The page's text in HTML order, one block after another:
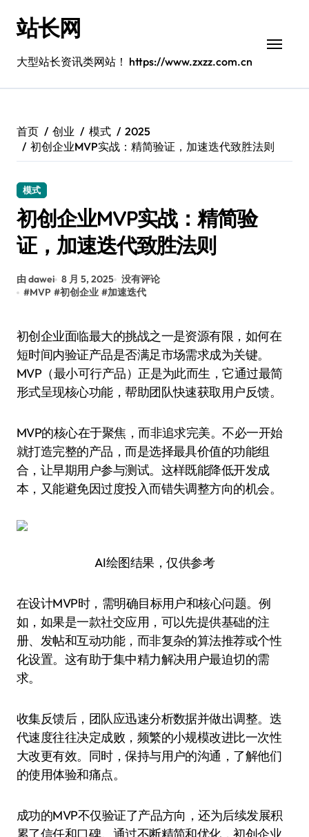
站长网
大型站长资讯类网站！ https://www.zxzz.com.cn
首页 创业 模式
2025
初创企业MVP实战：精简验证，加速迭代致胜法则
模式
初创企业MVP实战：精简验
证，加速迭代致胜法则
由 dawei 8 月 5, 2025 没有评论
#MVP #初创企业 #加速迭代
初创企业面临最大的挑战之一是资源有限，如何在
短时间内验证产品是否满足市场需求成为关键。
MVP（最小可行产品）正是为此而生，它通过最简
形式呈现核心功能，帮助团队快速获取用户反馈。
MVP的核心在于聚焦，而非追求完美。不必一开始
就打造完整的产品，而是选择最具价值的功能组
合，让早期用户参与测试。这样既能降低开发成
本，又能避免因过度投入而错失调整方向的机会。
AI绘图结果，仅供参考
在设计MVP时，需明确目标用户和核心问题。例
如，如果是一款社交应用，可以先提供基础的注
册、发帖和互动功能，而非复杂的算法推荐或个性
化设置。这有助于集中精力解决用户最迫切的需
求。
收集反馈后，团队应迅速分析数据并做出调整。迭
代速度往往决定成败，频繁的小规模改进比一次性
大改更有效。同时，保持与用户的沟通，了解他们
的使用体验和痛点。
成功的MVP不仅验证了产品方向，还为后续发展积